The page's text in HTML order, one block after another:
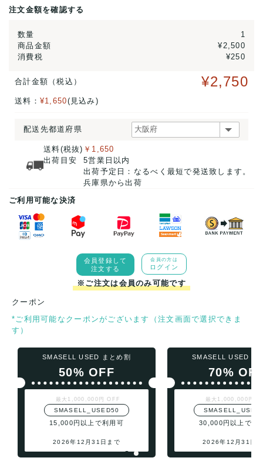
注文金額を確認する
数量
1
商品金額
¥2,500
消費税
¥250
合計金額（税込） ¥2,750
送料： ¥1,650(見込み)
配送先都道府県
送料(税抜)
出荷目安
￥1,650
5営業日以内
出荷予定日：なるべく最短で発送致します。
兵庫県から出荷
ご利用可能な決済
会員登録して
注文する
会員の方は
ログイン
※ご注文は会員のみ可能です
クーポン
*ご利用可能なクーポンがございます（注文画面で選択できま
す）
SMASELL USED まとめ割
50% OFF
最大1,000,000円 OFF
SMASELL_USED50
15,000円以上で利用可
2026年12月31日まで
SMASELL USED ま
70%
最大1,000,000円
30,000円以上で利
2026年12月31日